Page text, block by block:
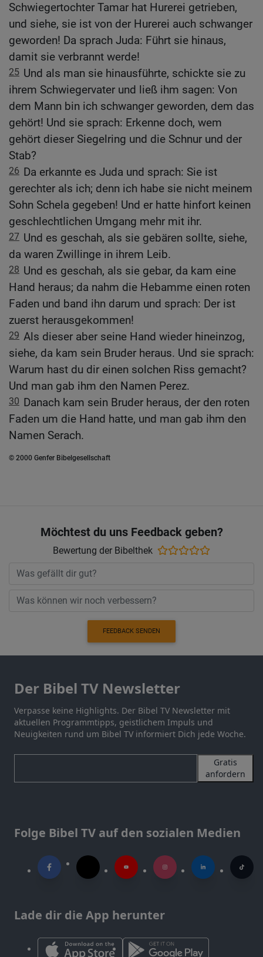
Schwiegertochter Tamar hat Hurerei getrieben,
und siehe, sie ist von der Hurerei auch schwanger
geworden! Da sprach Juda: Führt sie hinaus,
damit sie verbrannt werde!
25 Und als man sie hinausführte, schickte sie zu
ihrem Schwiegervater und ließ ihm sagen: Von
dem Mann bin ich schwanger geworden, dem das
gehört! Und sie sprach: Erkenne doch, wem
gehört dieser Siegelring und die Schnur und der
Stab?
26 Da erkannte es Juda und sprach: Sie ist
gerechter als ich; denn ich habe sie nicht meinem
Sohn Schela gegeben! Und er hatte hinfort keinen
geschlechtlichen Umgang mehr mit ihr.
27 Und es geschah, als sie gebären sollte, siehe,
da waren Zwillinge in ihrem Leib.
28 Und es geschah, als sie gebar, da kam eine
Hand heraus; da nahm die Hebamme einen roten
Faden und band ihn darum und sprach: Der ist
zuerst herausgekommen!
29 Als dieser aber seine Hand wieder hineinzog,
siehe, da kam sein Bruder heraus. Und sie sprach:
Warum hast du dir einen solchen Riss gemacht?
Und man gab ihm den Namen Perez.
30 Danach kam sein Bruder heraus, der den roten
Faden um die Hand hatte, und man gab ihm den
Namen Serach.
© 2000 Genfer Bibelgesellschaft
Möchtest du uns Feedback geben?
Bewertung der Bibelthek
FEEDBACK SENDEN
Der Bibel TV Newsletter
Verpasse keine Highlights. Der Bibel TV Newsletter mit
aktuellen Programmtipps, geistlichem Impuls und
Neuigkeiten rund um Bibel TV informiert Dich jede Woche.
Gratis
anfordern
Folge Bibel TV auf den sozialen Medien
Lade dir die App herunter